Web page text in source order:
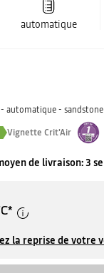
automatique
automatique - sandstone
Vignette Crit'Air
de livraison: 3
*
la reprise de votre